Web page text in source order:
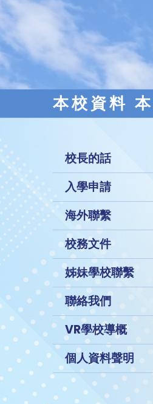
本校資料
校長的話
入學申請
海外聯繫
校務文件
姊妹學校聯繫
聯絡我們
VR學校導概
個人資料聲明